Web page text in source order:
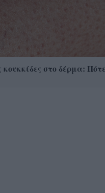
κουκκίδες στο δέρμα: